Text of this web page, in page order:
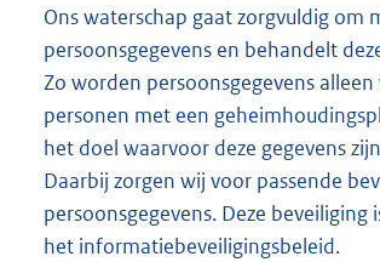
Ons waterschap gaat zorgvuldig om
persoonsgegevens en behandelt
Zo worden persoonsgegevens
personen met een
het doel waarvoor deze gegevens
Daarbij zorgen wij voor passende
persoonsgegevens. Deze beveiliging
het informatiebeveiligingsbeleid.